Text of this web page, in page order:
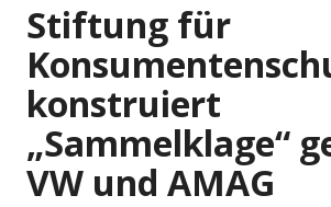
Stiftung für
konstruiert
„Sammelklage“
VW und AMAG